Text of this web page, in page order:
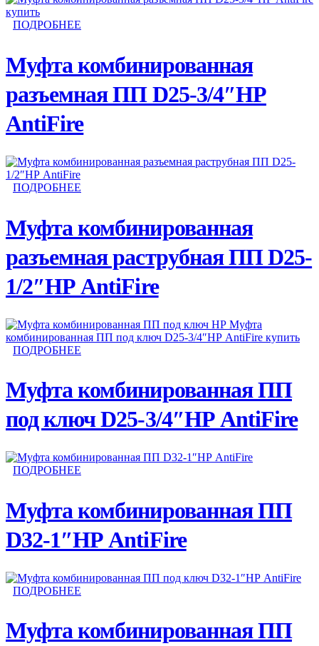
ПОДРОБНЕЕ
Муфта комбинированная
разъемная ПП D25-3/4″НР
AntiFire
ПОДРОБНЕЕ
Муфта комбинированная
разъемная раструбная ПП D25-
1/2″НР AntiFire
ПОДРОБНЕЕ
Муфта комбинированная ПП
под ключ D25-3/4″НР AntiFire
ПОДРОБНЕЕ
Муфта комбинированная ПП
D32-1″НР AntiFire
ПОДРОБНЕЕ
Муфта комбинированная ПП